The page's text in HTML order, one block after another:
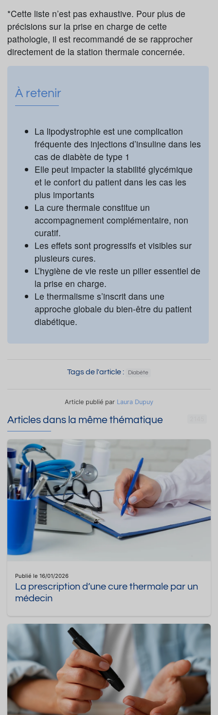
*Cette liste n’est pas exhaustive. Pour plus de
précisions sur la prise en charge de cette
pathologie, il est recommandé de se rapprocher
directement de la station thermale concernée.
À retenir
La lipodystrophie est une complication
fréquente des injections d’insuline dans les
cas de diabète de type 1
Elle peut impacter la stabilité glycémique
et le confort du patient dans les cas les
plus importants
La cure thermale constitue un
accompagnement complémentaire, non
curatif.
Les effets sont progressifs et visibles sur
plusieurs cures.
L’hygiène de vie reste un pilier essentiel de
la prise en charge.
Le thermalisme s’inscrit dans une
approche globale du bien-être du patient
diabétique.
Tags de l'article : Diabète
Article publié par Laura Dupuy
Articles dans la même thématique
Publié le 16/01/2026
La prescription d’une cure thermale par un
médecin